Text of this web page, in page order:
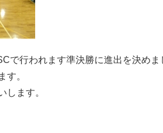
で行われます準決勝に進出を決めま
す。
します。